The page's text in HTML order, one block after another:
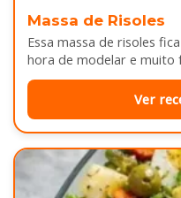
Massa de Risoles
Essa massa de risoles
hora de modelar e muito
Ver